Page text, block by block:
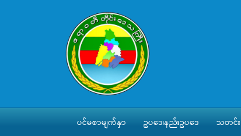
ပင်မစာမျက်နှာ ဥပဒေ၊နည်းဥပဒေ သတင်း